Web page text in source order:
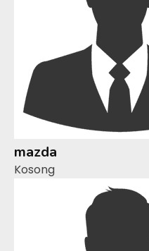
mazda
Kosong